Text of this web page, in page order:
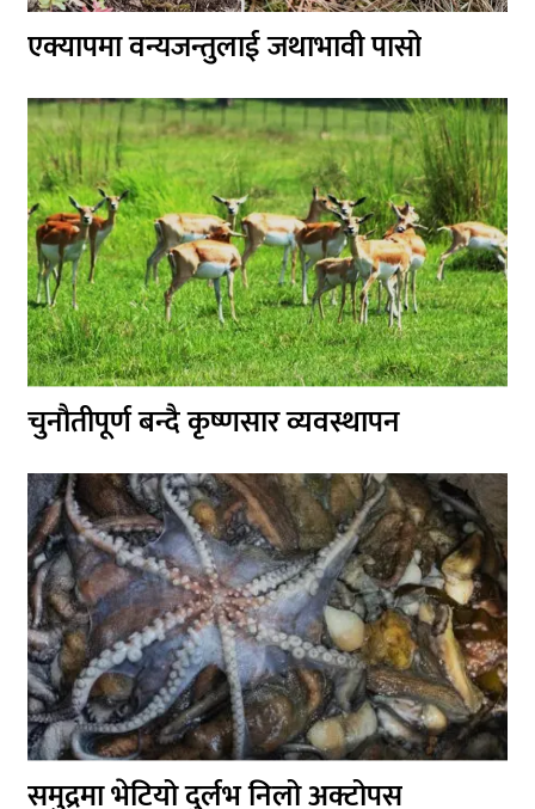
एक्यापमा वन्यजन्तुलाई जथाभावी पासो
चुनौतीपूर्ण बन्दै कृष्णसार व्यवस्थापन
समुद्रमा भेटियो दुर्लभ निलो अक्टोपस